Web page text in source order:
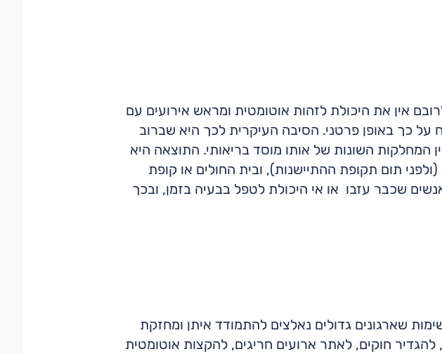
אין את היכולת לזהות אוטומטית ומראש אירועים עם
על כך באופן פרטני. הסיבה העיקרית לכך היא שברוב
המחלקות השונות של אותו מוסד בריאותי. התוצאה היא
תום תקופת ההתיישנות), ובית החולים או קופת
שכבר עזבו או אי היכולת לטפל בבעיה בזמן, ובכך
שארגונים גדולים נאלצים להתמודד איתן ומחזקת
חוקים, לאתר ארועים חריגים, להקצות אוטומטית